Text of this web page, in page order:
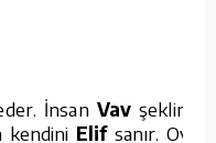
İnsan Vav şeklinde
kendini Elifsanır. Oysa